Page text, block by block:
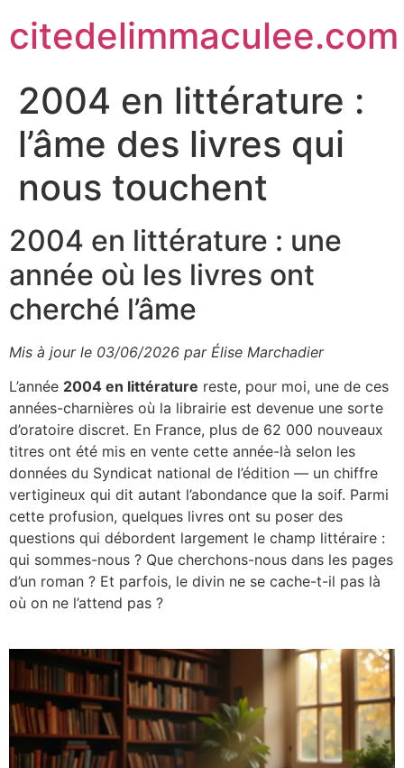
citedelimmaculee.com
2004 en littérature :
l’âme des livres qui
nous touchent
2004 en littérature : une
année où les livres ont
cherché l’âme
Mis à jour le 03/06/2026 par Élise Marchadier
L’année 2004 en littérature reste, pour moi, une de ces
années-charnières où la librairie est devenue une sorte
d’oratoire discret. En France, plus de 62 000 nouveaux
titres ont été mis en vente cette année-là selon les
données du Syndicat national de l’édition — un chiffre
vertigineux qui dit autant l’abondance que la soif. Parmi
cette profusion, quelques livres ont su poser des
questions qui débordent largement le champ littéraire :
qui sommes-nous ? Que cherchons-nous dans les pages
d’un roman ? Et parfois, le divin ne se cache-t-il pas là
où on ne l’attend pas ?